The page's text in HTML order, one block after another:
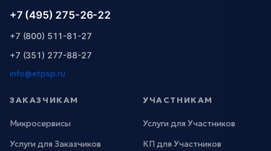
+7 (495) 275-26-22
+7 (800) 511-81-27
+7 (351) 277-88-27
info@etpsp.ru
ЗАКАЗЧИКАМ
Микросервисы
Услуги для Заказчиков
УЧАСТНИКАМ
Услуги для Участников
КП для Участников